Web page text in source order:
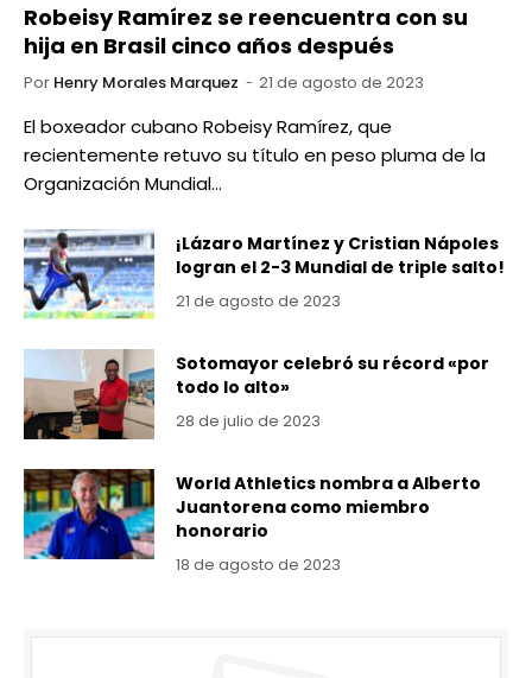
Robeisy Ramírez se reencuentra con su
hija en Brasil cinco años después
Por Henry Morales Marquez 21 de agosto de 2023
El boxeador cubano Robeisy Ramírez, que
recientemente retuvo su título en peso pluma de la
Organización Mundial…
¡Lázaro Martínez y Cristian Nápoles
logran el 2-3 Mundial de triple salto!
21 de agosto de 2023
Sotomayor celebró su récord «por
todo lo alto»
28 de julio de 2023
World Athletics nombra a Alberto
Juantorena como miembro
honorario
18 de agosto de 2023